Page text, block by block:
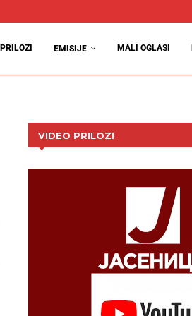
PRILOZI EMISIJE MALI OGLASI
VIDEO PRILOZI